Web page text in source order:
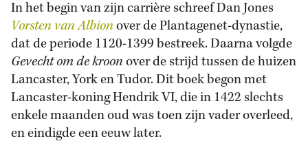
In het begin van zijn carrière schreef Dan Jones
Vorsten van Albionover de Plantagenet-dynastie,
dat de periode 1120-1399 bestreek. Daarna volgde
Gevecht om de kroonover de strijd tussen de huizen
Lancaster, York en Tudor. Dit boek begon met
Lancaster-koning Hendrik VI, die in 1422 slechts
enkele maanden oud was toen zijn vader overleed,
en eindigde een eeuw later.